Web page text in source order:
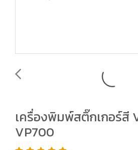
เครื่องพิมพ์สติ๊กเกอร์สี
VP700